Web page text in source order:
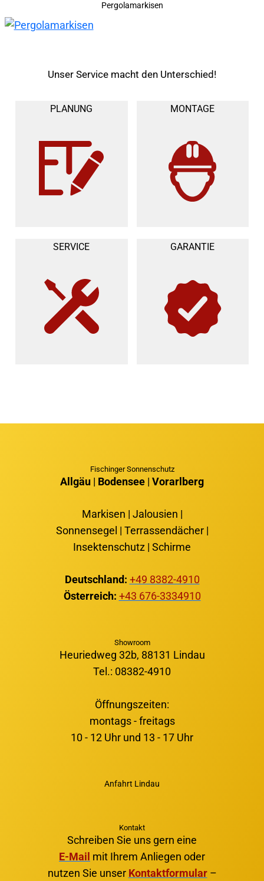
Pergolamarkisen
Unser Service macht den Unterschied!
PLANUNG MONTAGE
SERVICE GARANTIE
Fischinger Sonnenschutz
Allgäu | Bodensee | Vorarlberg
Markisen | Jalousien |
Sonnensegel | Terrassendächer |
Insektenschutz | Schirme
Deutschland: +49 8382-4910
Österreich: +43 676-3334910
Showroom
Heuriedweg 32b, 88131 Lindau
Tel.: 08382-4910
Öffnungszeiten:
montags - freitags
10 - 12 Uhr und 13 - 17 Uhr
Anfahrt Lindau
Kontakt
Schreiben Sie uns gern eine
E-Mail mit Ihrem Anliegen oder
nutzen Sie unser Kontaktformular–